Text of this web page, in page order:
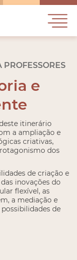
e
itinerário
a ampliação e
criativas,
dos
de criação e
inovações do
flexível, as
a mediação e
de